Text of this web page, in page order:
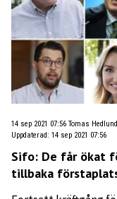
14 sep 2021 07:56 Tomas Hedlund
Uppdaterad: 14 sep 2021 07:56
Sifo: De får ökat
tillbaka